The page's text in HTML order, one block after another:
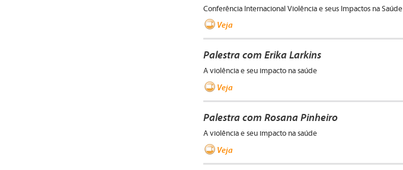
Conferência Internacional Violência e seus Impactos na Saúde
Veja
Palestra com Erika Larkins
A violência e seu impacto na saúde
Veja
Palestra com Rosana Pinheiro
A violência e seu impacto na saúde
Veja